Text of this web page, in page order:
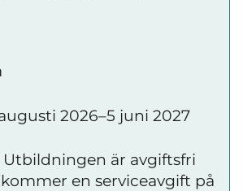
2026–5 juni 2027
Utbildningen är avgiftsfri
en serviceavgift på